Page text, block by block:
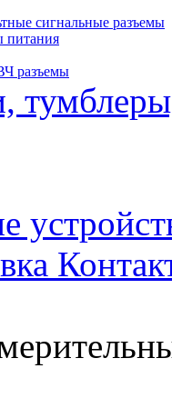
сигнальные разъемы
питания
разъемы